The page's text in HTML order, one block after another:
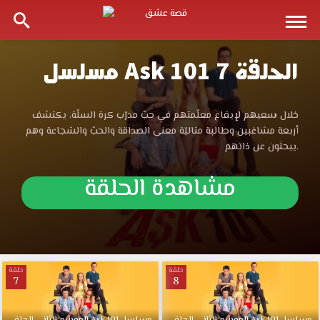
مسلسل
Ask
101
الحلقة
مترجمة
قصة
مسلسل Ask 101 الحلقة 7
مسلسل
Ask
مترجمة
قصة
العربي
الأفضل
لمشاهدة
حلقات
خلال سعيهم لإيقاع معلّمتهم في حبّ مدرّب كرة السلّة، يكتشف
أربعة مشاغبين وطالبة مثاليّة معنى الصداقة والحبّ والشجاعة وهم
يبحثون عن ذاتهم.
مشاهدة الحلقة
حلقة
8
حلقة
7